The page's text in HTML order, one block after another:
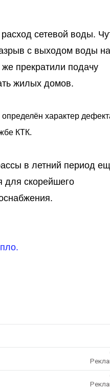
сетевой воды.
с выходом воды на
прекратили подачу
жилых домов.
характер
КТК.
в летний период
для скорейшего